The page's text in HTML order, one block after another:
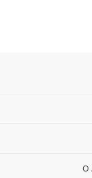
Ο